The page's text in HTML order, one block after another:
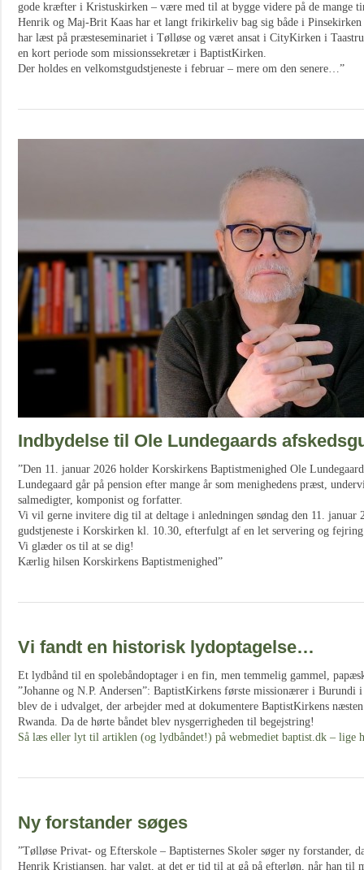
gode kræfter i Kristuskirken – være med til at bygge videre på de mange
Henrik og Maj-Brit Kaas har et langt frikirkeliv bag sig både i
har læst på præsteseminariet i Tølløse og været ansat i CityKirken i
en kort periode som missionssekretær i BaptistKirken.
Der holdes en velkomstgudstjeneste i februar – mere om den senere…”
Indbydelse til Ole Lundegaards
”Den 11. januar 2026 holder Korskirkens Baptistmenighed Ole
Lundegaard går på pension efter mange år som menighedens præst,
salmedigter, komponist og forfatter.
Vi vil gerne invitere dig til at deltage i anledningen søndag den 11. januar
gudstjeneste i Korskirken kl. 10.30, efterfulgt af en let servering og
Vi glæder os til at se dig!
Kærlig hilsen Korskirkens Baptistmenighed”
Vi fandt en historisk lydoptagelse…
Et lydbånd til en spolebåndoptager i en fin, men temmelig gammel,
”Johanne og N.P. Andersen”: BaptistKirkens første missionærer i
blev de i udvalget, der arbejder med at dokumentere BaptistKirkens
Rwanda. Da de hørte båndet blev nysgerrigheden til begejstring!
Så læs eller lyt til artiklen (og lydbåndet!) på webmediet baptist.dk – lige
Ny forstander søges
”Tølløse Privat- og Efterskole – Baptisternes Skoler søger ny forstander,
Henrik Kristiansen, har valgt, at det er tid til at gå på efterløn, når han til